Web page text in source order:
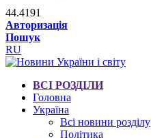
44.4191
Авторизація
Пошук
RU
ВСІ РОЗДІЛИ
Головна
Україна
Всі новини розділу
Політика